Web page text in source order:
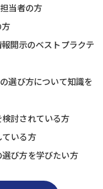
当者の方
開示のベストプラクテ
選び方について知識を
討されている方
いる方
び方を学びたい方